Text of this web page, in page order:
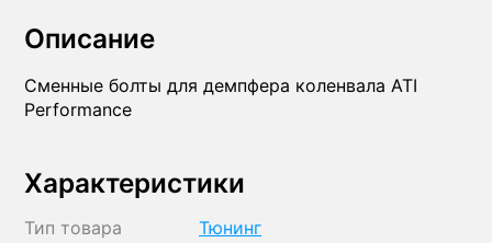
Описание
Сменные болты для демпфера коленвала ATI
Performance
Характеристики
Тип товара
Тюнинг